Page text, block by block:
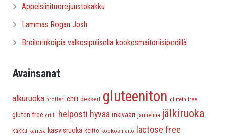
Appelsiinituorejuustokakku
Lammas Rogan Josh
Broilerinkoipia valkosipulisella kookosmaitoriisipedillä
Avainsanat
alkuruoka broileri chili dessert gluteeniton glutein free
gluten free grilli helposti hyvää inkivääri jauheliha jälkiruoka
kakku karitsa kasvisruoka keitto kookosmaito lactose free